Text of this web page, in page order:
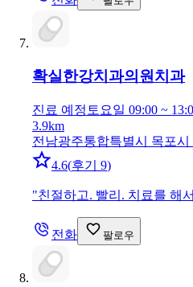
확실한강치과의원 치과
진료 예정 토요일 09:00 ~
3.9km
전남광주통합특별시 목포
4.6(후기 9)
"친절하고. 빨리. 치료를 해
전화 팔로우